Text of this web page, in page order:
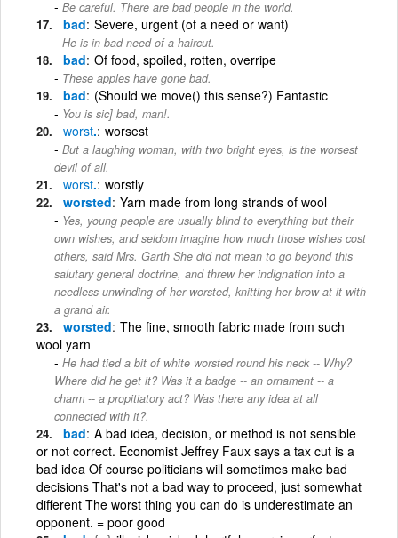
Be careful. There are bad people in the world.
bad Severe, urgent (of a need or want)
He is in bad need of a haircut.
bad Of food, spoiled, rotten, overripe
These apples have gone bad.
bad (Should we move() this sense?) Fantastic
You is sic] bad, man!.
worst. worsest
But a laughing woman, with two bright eyes, is the worsest
devil of all.
worst. worstly
worsted Yarn made from long strands of wool
Yes, young people are usually blind to everything but their
own wishes, and seldom imagine how much those wishes cost
others, said Mrs. Garth She did not mean to go beyond this
salutary general doctrine, and threw her indignation into a
needless unwinding of her worsted, knitting her brow at it with
a grand air.
worsted The fine, smooth fabric made from such
wool yarn
He had tied a bit of white worsted round his neck -- Why?
Where did he get it? Was it a badge -- an ornament -- a
charm -- a propitiatory act? Was there any idea at all
connected with it?.
bad A bad idea, decision, or method is not sensible
or not correct. Economist Jeffrey Faux says a tax cut is a
bad idea Of course politicians will sometimes make bad
decisions That's not a bad way to proceed, just somewhat
different The worst thing you can do is underestimate an
opponent. = poor good